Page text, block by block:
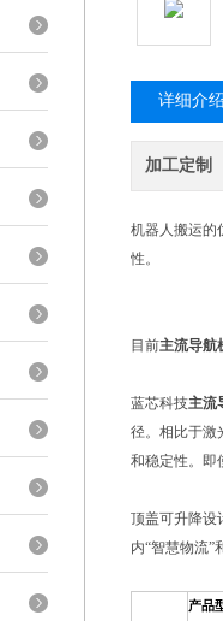
详细介绍
加工定制
机器人搬运的
性。
目前主流导航
蓝芯科技主流
径。相比于激
和稳定性。即
顶盖可升降设
内“智慧物流”
产品